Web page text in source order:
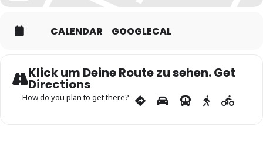
CALENDAR GOOGLECAL
Klick um Deine Route zu sehen. Get
Directions
How do you plan to get there?